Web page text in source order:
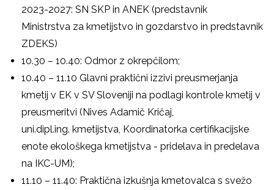
2023-2027: SN SKP in ANEK (predstavnik
Ministrstva za kmetijstvo in gozdarstvo in predstavnik
ZDEKS)
10.30 – 10.40: Odmor z okrepčilom;
10.40 – 11.10 Glavni praktični izzivi preusmerjanja
kmetij v EK v SV Sloveniji na podlagi kontrole kmetij v
preusmeritvi (Nives Adamič Kričaj,
uni.dipl.ing. kmetijstva, Koordinatorka certifikacijske
enote ekološkega kmetijstva - pridelava in predelava
na IKC-UM);
11.10 – 11.40: Praktična izkušnja kmetovalca s svežo